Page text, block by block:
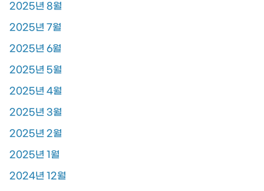
2025년 8월
2025년 7월
2025년 6월
2025년 5월
2025년 4월
2025년 3월
2025년 2월
2025년 1월
2024년 12월